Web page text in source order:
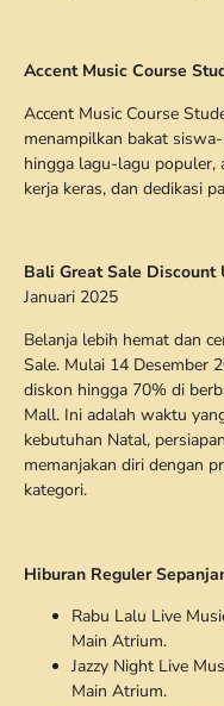
Accent Music Course
Accent Music Course
menampilkan bakat
hingga lagu-lagu populer,
kerja keras, dan dedikasi
Bali Great Sale Discount
Januari 2025
Belanja lebih hemat dan
Sale. Mulai 14 Desember
diskon hingga 70% di
Mall. Ini adalah waktu
kebutuhan Natal,
memanjakan diri dengan
kategori.
Hiburan Reguler
Rabu Lalu Live
Main Atrium.
Jazzy Night Live
Main Atrium.